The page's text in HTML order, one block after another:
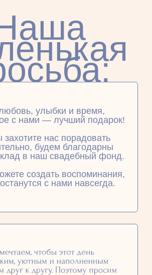
приехать
(Имя)
ответ
ответ до 10
ли вы
с нами